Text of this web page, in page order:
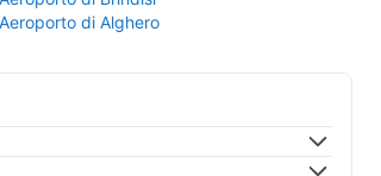
Aeroporto di Alghero